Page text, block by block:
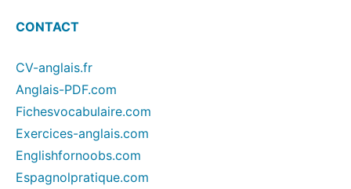
CONTACT
CV-anglais.fr
Anglais-PDF.com
Fichesvocabulaire.com
Exercices-anglais.com
Englishfornoobs.com
Espagnolpratique.com